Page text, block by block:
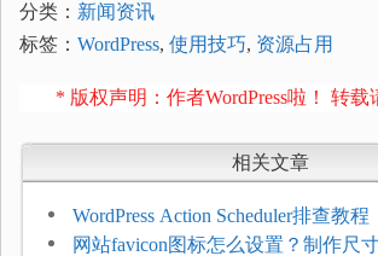
分类： 新闻资讯
标签： WordPress, 使用技巧, 资源占用
* 版权声明：作者WordPress啦！ 转载
相关文章
WordPress Action Scheduler排查教
压和订单延迟
网站favicon图标怎么设置？制作尺